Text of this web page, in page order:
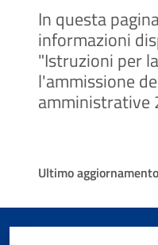
In questa
informazioni
"Istruzioni per
l'ammissione
amministrative
Ultimo